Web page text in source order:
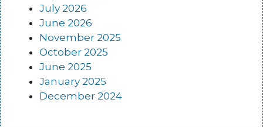
July 2026
June 2026
November 2025
October 2025
June 2025
January 2025
December 2024